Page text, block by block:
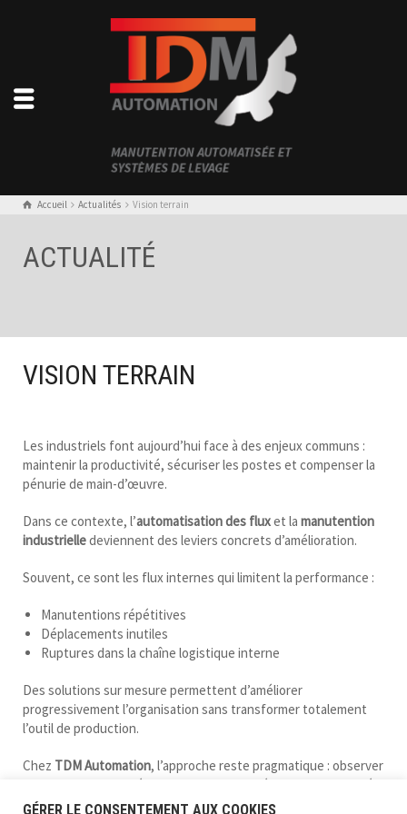
Accueil Actualités Vision terrain
ACTUALITÉ
VISION TERRAIN
Les industriels font aujourd’hui face à des enjeux communs :
maintenir la productivité, sécuriser les postes et compenser la
pénurie de main-d’œuvre.
Dans ce contexte, l’automatisation des fluxet la manutention
industrielledeviennent des leviers concrets d’amélioration.
Souvent, ce sont les flux internes qui limitent la performance :
Manutentions répétitives
Déplacements inutiles
Ruptures dans la chaîne logistique interne
Des solutions sur mesure permettent d’améliorer
progressivement l’organisation sans transformer totalement
l’outil de production.
Chez TDM Automation, l’approche reste pragmatique : observer
le fonctionnement réel, puis concevoir un équipement adapté
— convoyeur, système de levage ou machine spéciale — capable
GÉRER LE CONSENTEMENT AUX COOKIES